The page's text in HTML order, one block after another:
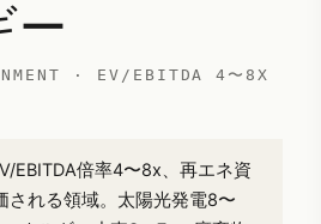
ー
· EV/EBITDA 4〜8X
EBITDA倍率4〜8x、再エネ資
される領域。太陽光発電8〜